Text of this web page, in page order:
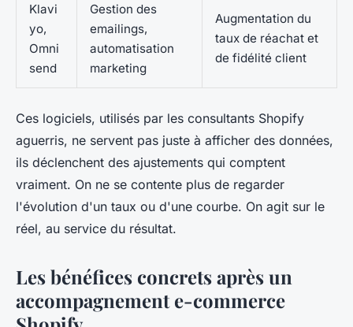
Klavi
yo,
Omni
send
Gestion des
emailings,
automatisation
marketing
Augmentation du
taux de réachat et
de fidélité client
Ces logiciels, utilisés par les consultants Shopify
aguerris, ne servent pas juste à afficher des données,
ils déclenchent des ajustements qui comptent
vraiment. On ne se contente plus de regarder
l'évolution d'un taux ou d'une courbe. On agit sur le
réel, au service du résultat.
Les bénéfices concrets après un
accompagnement e-commerce